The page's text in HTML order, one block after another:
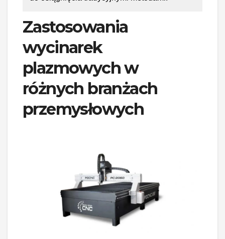
Zastosowania
wycinarek
plazmowych w
różnych branżach
przemysłowych